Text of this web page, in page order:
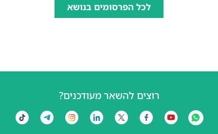
לכל הפרסומים בנושא
רוצים להשאר מעודכנים?